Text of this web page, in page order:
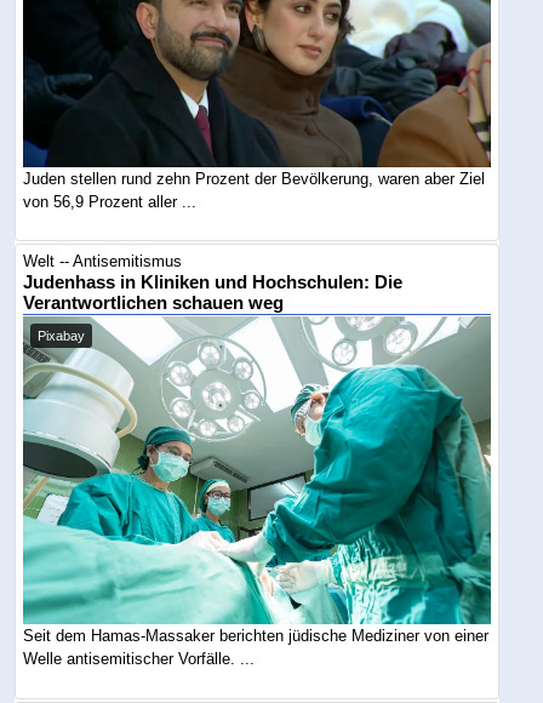
Juden stellen rund zehn Prozent der Bevölkerung, waren aber Ziel
von 56,9 Prozent aller ...
Welt -- Antisemitismus
Judenhass in Kliniken und Hochschulen: Die
Verantwortlichen schauen weg
Pixabay
Seit dem Hamas-Massaker berichten jüdische Mediziner von einer
Welle antisemitischer Vorfälle. ...